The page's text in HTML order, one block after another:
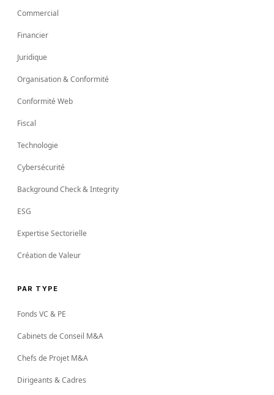
Commercial
Financier
Juridique
Organisation & Conformité
Conformité Web
Fiscal
Technologie
Cybersécurité
Background Check & Integrity
ESG
Expertise Sectorielle
Création de Valeur
PAR TYPE
Fonds VC & PE
Cabinets de Conseil M&A
Chefs de Projet M&A
Dirigeants & Cadres